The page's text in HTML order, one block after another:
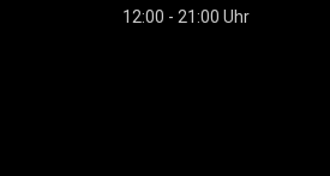
12:00 - 21:00 Uhr